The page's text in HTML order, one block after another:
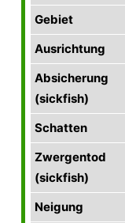
Gebiet
Ausrichtung
Absicherung
(sickfish)
Schatten
Zwergentod
(sickfish)
Neigung